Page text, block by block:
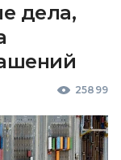
дела,
25899